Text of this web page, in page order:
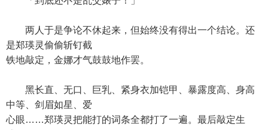
两人于是争论不休起来，但始终没有得出一个结论。还
是郑瑛灵偷偷斩钉截
铁地敲定，金娜才气鼓鼓地作罢。
黑长直、无口、巨乳、紧身衣加铠甲、暴露度高、身高
中等、剑眉如星、爱
心眼……郑瑛灵把能打的词条全都打了一遍。最后敲定生